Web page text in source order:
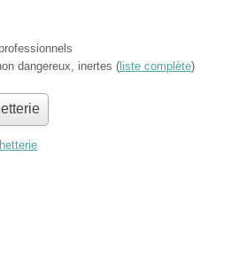
dangereux, inertes ( liste complète)